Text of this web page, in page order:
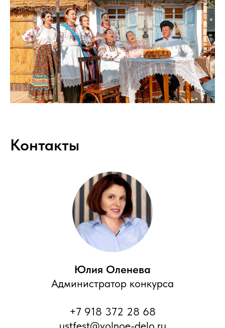
Контакты
Юлия Оленева
Администратор конкурса
+7 918 372 28 68
ustfest@volnoe-delo.ru